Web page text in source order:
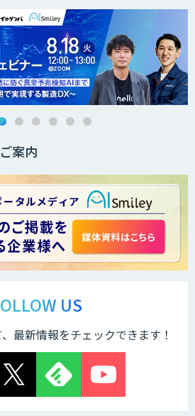
Agentsense
向けAIエージェント「OfficeAI社
ナレッジ×AIで顧客コミュニケーシ
活用＞AIエージェントDRIVE
ント開発
生成AI Partner｜AIエージェン
案内
US
最新情報をチェックできます！